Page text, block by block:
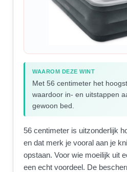
WAAROM DEZE WINT
Met 56 centimeter het
waardoor in- en uitstappen
gewoon bed.
56 centimeter is uitzonderlijk
en dat merk je vooral aan je
opstaan. Voor wie moeilijk uit
een echt voordeel. De